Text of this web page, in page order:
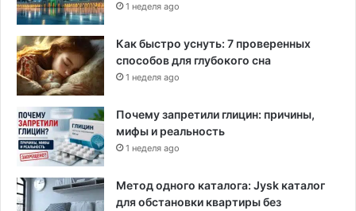
1 неделя ago
Как быстро уснуть: 7 проверенных
способов для глубокого сна
1 неделя ago
Почему запретили глицин: причины,
мифы и реальность
1 неделя ago
Метод одного каталога: Jysk каталог
для обстановки квартиры без